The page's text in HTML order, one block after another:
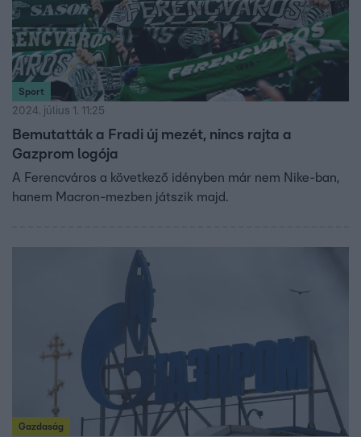
Sport
2024. július 1. 11:25
Bemutatták a Fradi új mezét, nincs rajta a
Gazprom logója
A Ferencváros a következő idényben már nem Nike-ban,
hanem Macron-mezben játszik majd.
Gazdaság